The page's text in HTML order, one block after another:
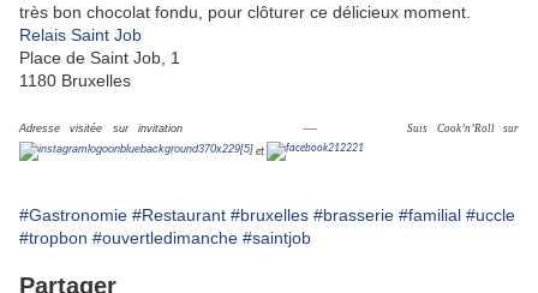
très bon chocolat fondu, pour clôturer ce délicieux moment.
Relais Saint Job
Place de Saint Job, 1
1180 Bruxelles
Adresse visitée sur invitation ----Suis Cook’n’Roll sur
et
#Gastronomie #Restaurant #bruxelles #brasserie #familial #uccle
#tropbon #ouvertledimanche #saintjob
Partager